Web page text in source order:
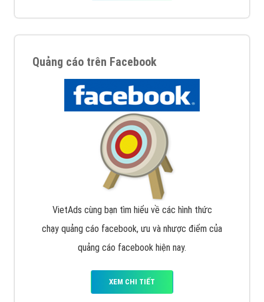
Quảng cáo trên Facebook
VietAds cùng bạn tìm hiểu về các hình thức
chạy quảng cáo facebook, ưu và nhược điểm của
quảng cáo facebook hiện nay.
XEM CHI TIẾT